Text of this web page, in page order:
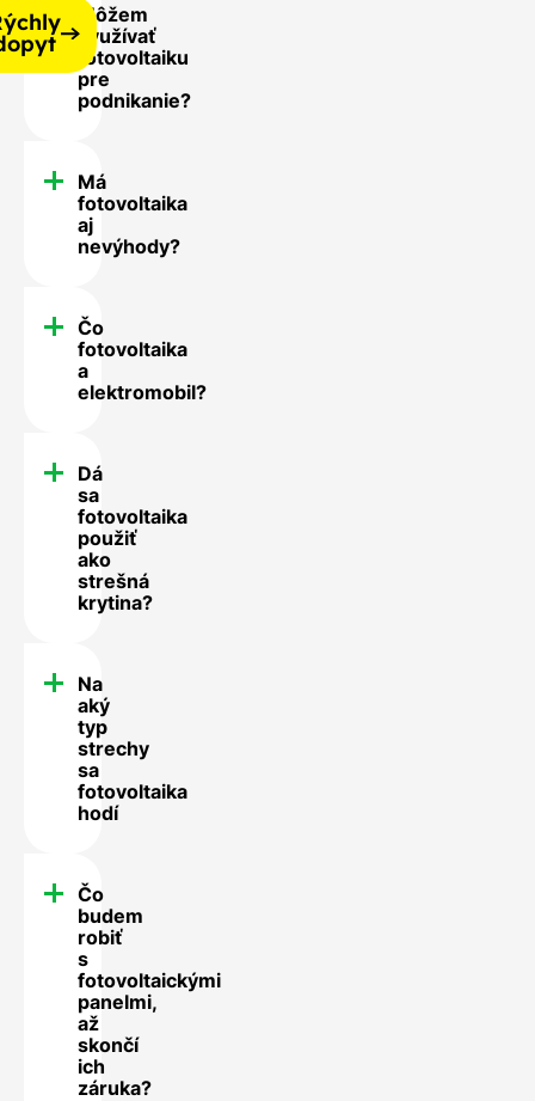
Môžem
využívať
fotovoltaiku
pre
podnikanie?
Má
fotovoltaika
aj
nevýhody?
Čo
fotovoltaika
a
elektromobil?
Dá
sa
fotovoltaika
použiť
ako
strešná
krytina?
Na
aký
typ
strechy
sa
fotovoltaika
hodí
Čo
budem
robiť
s
fotovoltaickými
panelmi,
až
skončí
ich
záruka?